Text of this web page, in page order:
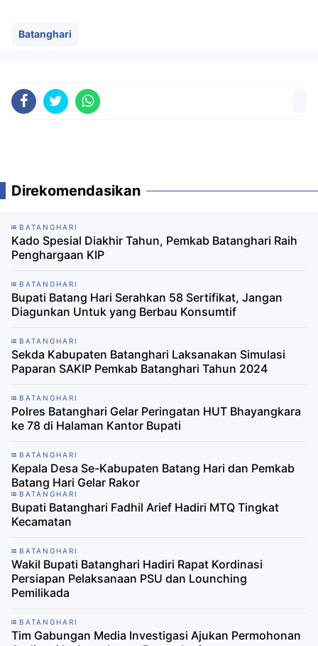
Batanghari
Direkomendasikan
BATANGHARI
Kado Spesial Diakhir Tahun, Pemkab Batanghari Raih
Penghargaan KIP
BATANGHARI
Bupati Batang Hari Serahkan 58 Sertifikat, Jangan
Diagunkan Untuk yang Berbau Konsumtif
BATANGHARI
Sekda Kabupaten Batanghari Laksanakan Simulasi
Paparan SAKIP Pemkab Batanghari Tahun 2024
BATANGHARI
Polres Batanghari Gelar Peringatan HUT Bhayangkara
ke 78 di Halaman Kantor Bupati
BATANGHARI
Kepala Desa Se-Kabupaten Batang Hari dan Pemkab
Batang Hari Gelar Rakor
BATANGHARI
Bupati Batanghari Fadhil Arief Hadiri MTQ Tingkat
Kecamatan
BATANGHARI
Wakil Bupati Batanghari Hadiri Rapat Kordinasi
Persiapan Pelaksanaan PSU dan Lounching
Pemilikada
BATANGHARI
Tim Gabungan Media Investigasi Ajukan Permohonan